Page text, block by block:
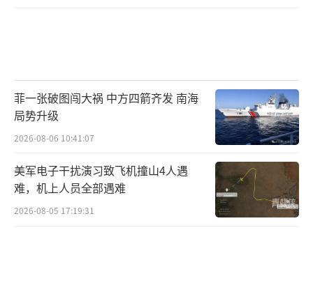
菲一张破图闯大祸 中方四箭齐发 南海
局势升级
2026-08-06 10:41:07
美军电子干扰演习致飞机撞山4人遇
难，机上人员全部遇难
2026-08-05 17:19:31